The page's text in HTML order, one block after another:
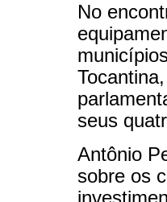
No
seus
Antônio
sobre os